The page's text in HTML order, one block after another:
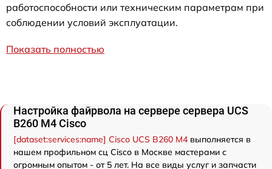
работоспособности или техническим параметрам при
соблюдении условий эксплуатации.
Показать полностью
Настройка файрвола на сервере сервера UCS
B260 M4 Cisco
[dataset:services:name] Cisco UCS B260 M4 выполняется в
нашем профильном сц Cisco в Москве мастерами с
огромным опытом - от 5 лет. На все виды услуг и запчасти